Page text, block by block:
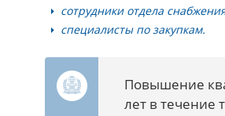
сотрудники отдела
специалисты по закупкам.
Повышение
лет в течение